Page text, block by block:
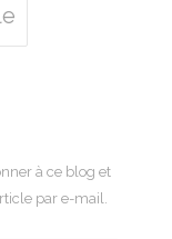
à ce blog et
par e-mail.